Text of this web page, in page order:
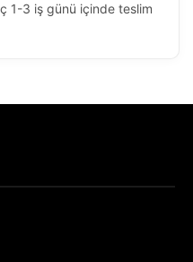
1-3 iş günü içinde teslim